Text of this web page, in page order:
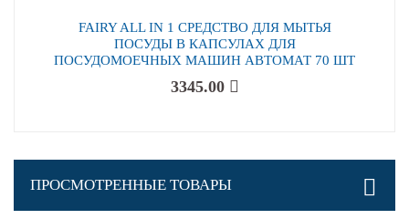
FAIRY ALL IN 1 СРЕДСТВО ДЛЯ МЫТЬЯ
ПОСУДЫ В КАПСУЛАХ ДЛЯ
ПОСУДОМОЕЧНЫХ МАШИН АВТОМАТ 70 ШТ
3345.00
ПРОСМОТРЕННЫЕ ТОВАРЫ